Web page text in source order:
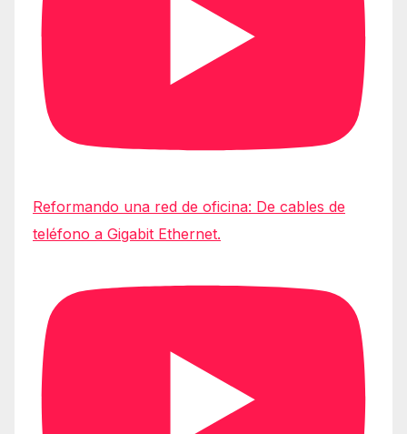
Reformando una red de oficina: De cables de
teléfono a Gigabit Ethernet.